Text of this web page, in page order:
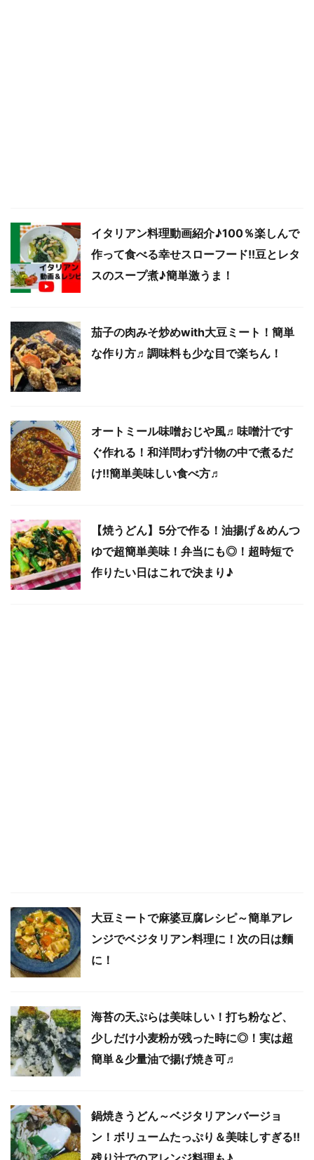
イタリアン料理動画紹介♪100％楽しんで
作って食べる幸せスローフード!!豆とレタ
スのスープ煮♪簡単激うま！
茄子の肉みそ炒めwith大豆ミート！簡単
な作り方♬調味料も少な目で楽ちん！
オートミール味噌おじや風♬味噌汁です
ぐ作れる！和洋問わず汁物の中で煮るだ
け!!簡単美味しい食べ方♬
【焼うどん】5分で作る！油揚げ＆めんつ
ゆで超簡単美味！弁当にも◎！超時短で
作りたい日はこれで決まり♪
大豆ミートで麻婆豆腐レシピ～簡単アレ
ンジでベジタリアン料理に！次の日は麵
に！
海苔の天ぷらは美味しい！打ち粉など、
少しだけ小麦粉が残った時に◎！実は超
簡単＆少量油で揚げ焼き可♬
鍋焼きうどん～ベジタリアンバージョ
ン！ボリュームたっぷり＆美味しすぎる!!